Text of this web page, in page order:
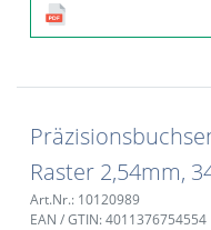
Raster 2,54mm,
Art.Nr.: 10120989
EAN / GTIN: 4011376754554